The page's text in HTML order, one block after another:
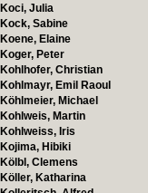
Koci, Julia
Kock, Sabine
Koene, Elaine
Koger, Peter
Kohlhofer, Christian
Kohlmayr, Emil Raoul
Köhlmeier, Michael
Kohlweis, Martin
Kohlweiss, Iris
Kojima, Hibiki
Kölbl, Clemens
Köller, Katharina